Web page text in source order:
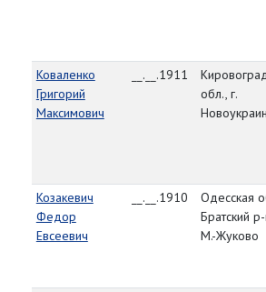
Коваленко
Григорий
Максимович
__.__.1911
обл., г.
Козакевич
Федор
Евсеевич
__.__.1910
Одесская
Братский р-
М.-Жуково